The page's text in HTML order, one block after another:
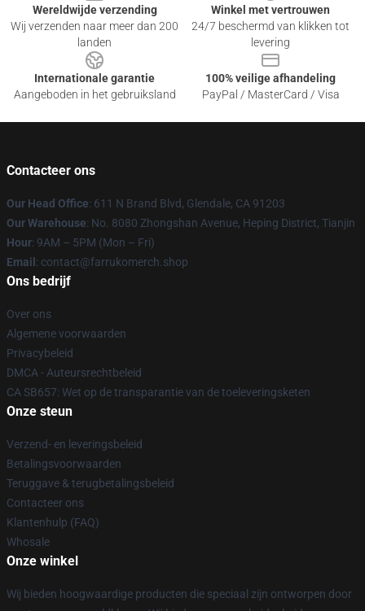
Wereldwijde verzending
Wij verzenden naar meer dan 200
landen
Winkel met vertrouwen
24/7 beschermd van klikken tot
levering
Internationale garantie
Aangeboden in het gebruiksland
100% veilige afhandeling
PayPal / MasterCard / Visa
Contacteer ons
Our Head Office: 611 N Brand Blvd, Glendale, CA 91203
Our Warehouse: No. 8080 Zhongshan Avenue, Heping District, Tianjin
Hour: 9AM – 5PM (Mon – Fri)
Email : contact@farrukomerch.shop
Ons bedrijf
Over ons
Algemene voorwaarden
Privacybeleid
DMCA - Auteursrechtbeleid
CA SB657: Wet op de transparantie van de toeleveringsketen
Onze steun
Verzend- en leveringsbeleid
Betalingsvoorwaarden
Teruggave & terugbetalingsbeleid
Contacteer ons
Klantenhulp (FAQ)
Whosale
Onze winkel
Wij bieden hoogwaardige producten die speciaal zijn ontworpen door